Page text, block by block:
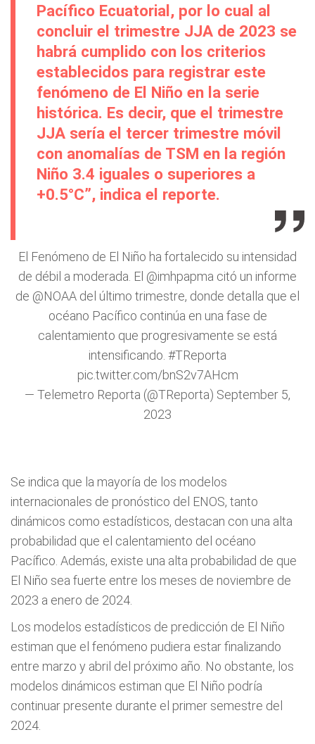
Pacífico Ecuatorial, por lo cual al
concluir el trimestre JJA de 2023 se
habrá cumplido con los criterios
establecidos para registrar este
fenómeno de El Niño en la serie
histórica. Es decir, que el trimestre
JJA sería el tercer trimestre móvil
con anomalías de TSM en la región
Niño 3.4 iguales o superiores a
+0.5°C”, indica el reporte.
El Fenómeno de El Niño ha fortalecido su intensidad
de débil a moderada. El @imhpapma citó un informe
de @NOAA del último trimestre, donde detalla que el
océano Pacífico continúa en una fase de
calentamiento que progresivamente se está
intensificando. #TReporta
pic.twitter.com/bnS2v7AHcm
— Telemetro Reporta (@TReporta) September 5,
2023
Se indica que la mayoría de los modelos
internacionales de pronóstico del ENOS, tanto
dinámicos como estadísticos, destacan con una alta
probabilidad que el calentamiento del océano
Pacífico. Además, existe una alta probabilidad de que
El Niño sea fuerte entre los meses de noviembre de
2023 a enero de 2024.
Los modelos estadísticos de predicción de El Niño
estiman que el fenómeno pudiera estar finalizando
entre marzo y abril del próximo año. No obstante, los
modelos dinámicos estiman que El Niño podría
continuar presente durante el primer semestre del
2024.